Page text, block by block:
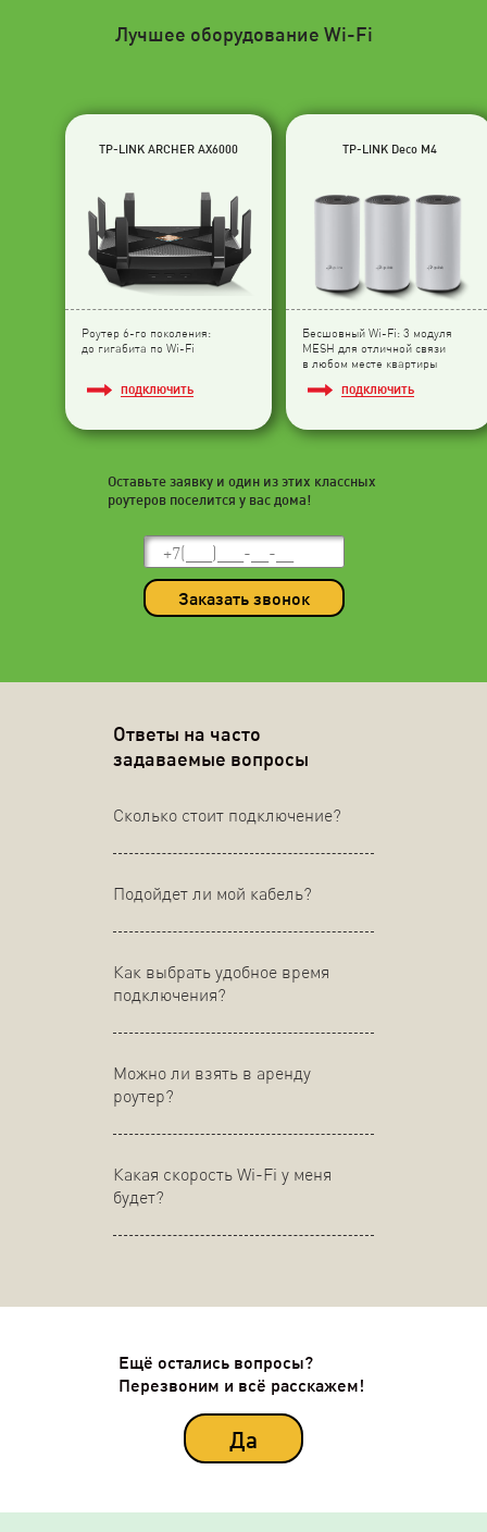
Лучшее оборудование Wi-Fi
TP-LINK ARCHER AX6000
Роутер 6-го поколения:
до гигабита по Wi-Fi
ПОДКЛЮЧИТЬ
TP-LINK Deco M4
Бесшовный Wi-Fi: 3 модуля
МESH для отличной связи
в любом месте квартиры
ПОДКЛЮЧИТЬ
Оставьте заявку и один из этих классных
роутеров поселится у вас дома!
Заказать звонок
Ответы на часто
задаваемые вопросы
Сколько стоит подключение?
Подойдет ли мой кабель?
Как выбрать удобное время
подключения?
Можно ли взять в аренду
роутер?
Какая скорость Wi-Fi у меня
будет?
Ещё остались вопросы?
Перезвоним и всё расскажем!
Да